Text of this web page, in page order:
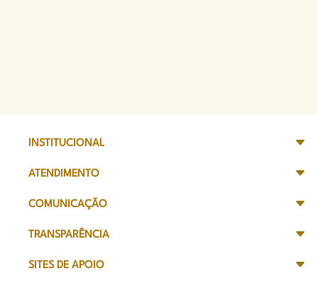
INSTITUCIONAL
ATENDIMENTO
COMUNICAÇÃO
TRANSPARÊNCIA
SITES DE APOIO